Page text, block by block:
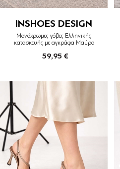
INSHOES DESIGN
Μονόχρωμες γόβες Ελληνικής
κατασκευής με αγκράφα Μαύρο
59,95 €